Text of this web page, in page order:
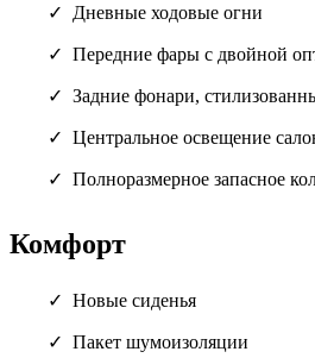
Дневные ходовые огни
Передние фары с двойной
Задние фонари,
Центральное освещение
Полноразмерное запасное
Комфорт
Новые сиденья
Пакет шумоизоляции